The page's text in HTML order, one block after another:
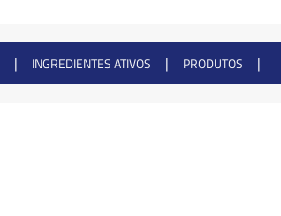
| INGREDIENTES ATIVOS | PRODUTOS |